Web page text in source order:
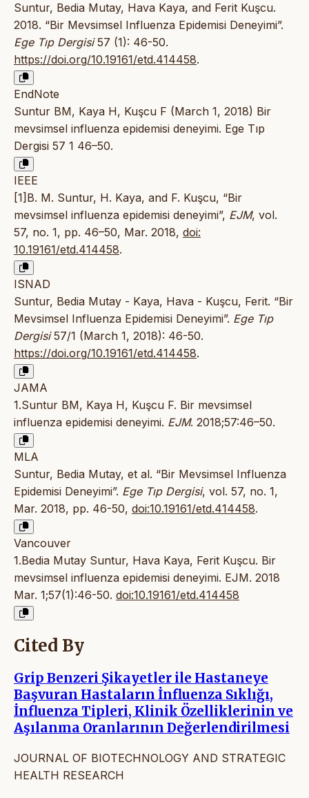
Suntur, Bedia Mutay, Hava Kaya, and Ferit Kuşcu.
2018. “Bir Mevsimsel Influenza Epidemisi Deneyimi”.
Ege Tıp Dergisi57 (1): 46-50.
https://doi.org/10.19161/etd.414458.
EndNote
Suntur BM, Kaya H, Kuşcu F (March 1, 2018) Bir
mevsimsel influenza epidemisi deneyimi. Ege Tıp
Dergisi 57 1 46–50.
IEEE
[1]B. M. Suntur, H. Kaya, and F. Kuşcu, “Bir
mevsimsel influenza epidemisi deneyimi”, EJM, vol.
57, no. 1, pp. 46–50, Mar. 2018, doi:
10.19161/etd.414458.
ISNAD
Suntur, Bedia Mutay - Kaya, Hava - Kuşcu, Ferit. “Bir
Mevsimsel Influenza Epidemisi Deneyimi”. Ege Tıp
Dergisi57/1 (March 1, 2018): 46-50.
https://doi.org/10.19161/etd.414458.
JAMA
1.Suntur BM, Kaya H, Kuşcu F. Bir mevsimsel
influenza epidemisi deneyimi. EJM. 2018;57:46–50.
MLA
Suntur, Bedia Mutay, et al. “Bir Mevsimsel Influenza
Epidemisi Deneyimi”. Ege Tıp Dergisi, vol. 57, no. 1,
Mar. 2018, pp. 46-50, doi:10.19161/etd.414458.
Vancouver
1.Bedia Mutay Suntur, Hava Kaya, Ferit Kuşcu. Bir
mevsimsel influenza epidemisi deneyimi. EJM. 2018
Mar. 1;57(1):46-50. doi:10.19161/etd.414458
Cited By
Grip Benzeri Şikayetler ile Hastaneye
Başvuran Hastaların İnfluenza Sıklığı,
İnfluenza Tipleri, Klinik Özelliklerinin ve
Aşılanma Oranlarının Değerlendirilmesi
JOURNAL OF BIOTECHNOLOGY AND STRATEGIC
HEALTH RESEARCH